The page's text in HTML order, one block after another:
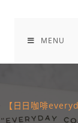
MENU
【日日咖啡